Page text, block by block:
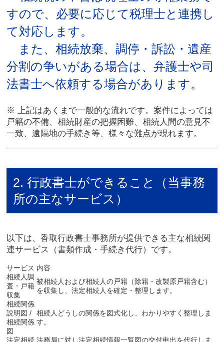
すので、必要に応じて税理士と連携し
て対応します。
また、相続放棄、調停・訴訟・遺産
分割の争いがある場合は、弁護士や司
法書士へ依頼する場合があります。
※ 上記はあくまで一般的な流れです。案件によっては
戸籍の不備、相続財産の把握困難、相続人間の意見不
一致、遠隔地の手続き等、様々な難点が現れます。
2. 行政書士ができること（当事務
所の主なサービス）
以下は、香取行政書士事務所が提供できる主な相続関
連サービス（書類作成・手続き代行）です。
サービス 内容
相続人調
査・戸籍
収集
被相続人および相続人の戸籍（除籍・改製原戸籍含む）
を収集し、法定相続人を確定・整理します。
相続関係
説明図 /
相続関係
図
相続人どうしの関係を図式化し、わかりやすく整理しま
す。
法定相続 法務局に対し法定相続情報一覧図の交付申出を代行しま